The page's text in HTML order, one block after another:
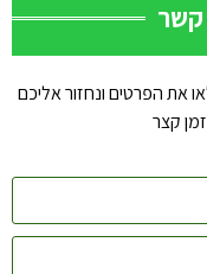
קשר
את הפרטים ונחזור אליכם
קצר